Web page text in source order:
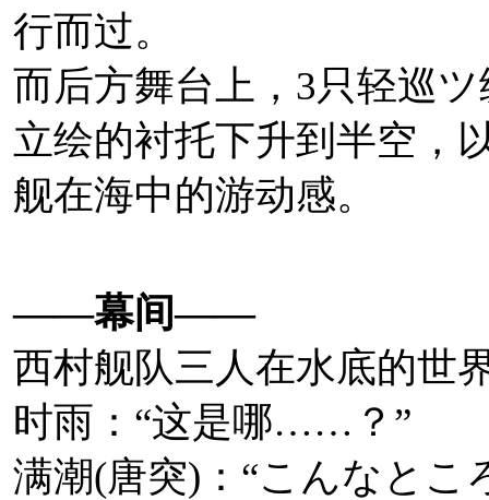
先行抽选结束，申请
谢！一般贩售预定于
在调整中。
相关来源：推文
2019年7月7日，
计的“深海磨锁鬼”拼图
行而过。
而后方舞台上，3只轻巡
立绘的衬托下升到半空，
舰在海中的游动感。
——幕间——
西村舰队三人在水底的世
时雨：“这是哪……？”
满潮(唐突)：“こんなと